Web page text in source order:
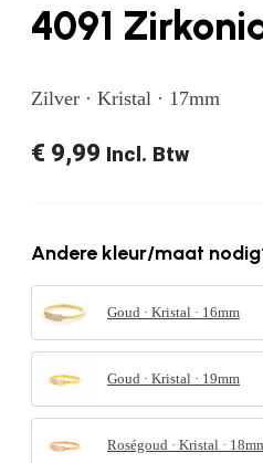
4091
Zilver · Kristal · 17mm
€ 9,99 Incl. Btw
Andere kleur/maat
Goud · Kristal · 16mm
Goud · Kristal · 19mm
Roségoud · Kristal ·